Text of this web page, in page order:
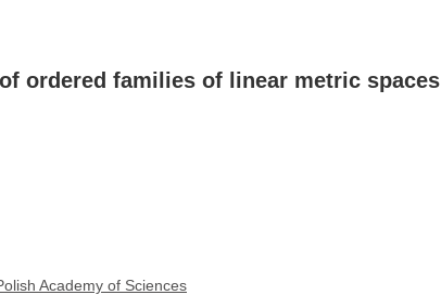
ordered families of linear metric spaces
Academy of Sciences